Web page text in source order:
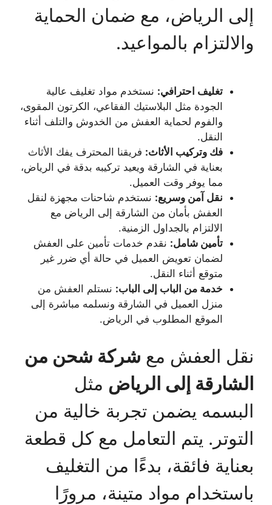
إلى الرياض، مع ضمان الحماية
والالتزام بالمواعيد.
تغليف احترافي: نستخدم مواد تغليف عالية
الجودة مثل البلاستيك الفقاعي، الكرتون المقوى،
والفوم لحماية العفش من الخدوش والتلف أثناء
النقل.
فك وتركيب الأثاث: فريقنا المحترف يفك الأثاث
بعناية في الشارقة ويعيد تركيبه بدقة في الرياض،
مما يوفر وقت العميل.
نقل آمن وسريع: نستخدم شاحنات مجهزة لنقل
العفش بأمان من الشارقة إلى الرياض مع
الالتزام بالجداول الزمنية.
تأمين شامل: نقدم خدمات تأمين على العفش
لضمان تعويض العميل في حالة أي ضرر غير
متوقع أثناء النقل.
خدمة من الباب إلى الباب: نستلم العفش من
منزل العميل في الشارقة ونسلمه مباشرة إلى
الموقع المطلوب في الرياض.
نقل العفش مع شركة شحن من
الشارقة إلى الرياض مثل
البسمه يضمن تجربة خالية من
التوتر. يتم التعامل مع كل قطعة
بعناية فائقة، بدءًا من التغليف
باستخدام مواد متينة، مرورًا